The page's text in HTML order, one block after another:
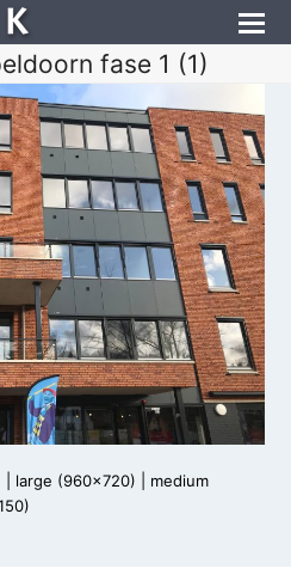
fase 1 (1)
large (960x720)
medium